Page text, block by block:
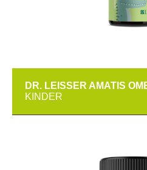
DR. LEISSER AMATIS
KINDER